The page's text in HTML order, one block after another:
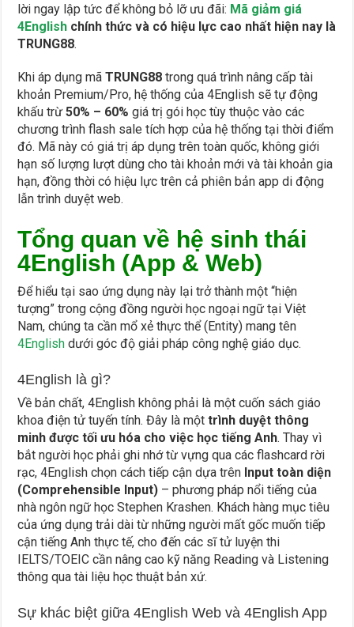
lời ngay lập tức để không bỏ lỡ ưu đãi: Mã giảm giá
4English chính thức và có hiệu lực cao nhất hiện nay là
TRUNG88.
Khi áp dụng mãTRUNG88 trong quá trình nâng cấp tài
khoản Premium/Pro, hệ thống của 4English sẽ tự động
khấu trừ50% – 60% giá trị gói học tùy thuộc vào các
chương trình flash sale tích hợp của hệ thống tại thời điểm
đó. Mã này có giá trị áp dụng trên toàn quốc, không giới
hạn số lượng lượt dùng cho tài khoản mới và tài khoản gia
hạn, đồng thời có hiệu lực trên cả phiên bản app di động
lẫn trình duyệt web.
Tổng quan về hệ sinh thái
4English (App & Web)
Để hiểu tại sao ứng dụng này lại trở thành một “hiện
tượng” trong cộng đồng người học ngoại ngữ tại Việt
Nam, chúng ta cần mổ xẻ thực thể (Entity) mang tên
4English dưới góc độ giải pháp công nghệ giáo dục.
4English là gì?
Về bản chất, 4English không phải là một cuốn sách giáo
khoa điện tử tuyến tính. Đây là mộttrình duyệt thông
minh được tối ưu hóa cho việc học tiếng Anh. Thay vì
bắt người học phải ghi nhớ từ vựng qua các flashcard rời
rạc, 4English chọn cách tiếp cận dựa trên Input toàn diện
(Comprehensible Input) – phương pháp nổi tiếng của
nhà ngôn ngữ học Stephen Krashen. Khách hàng mục tiêu
của ứng dụng trải dài từ những người mất gốc muốn tiếp
cận tiếng Anh thực tế, cho đến các sĩ tử luyện thi
IELTS/TOEIC cần nâng cao kỹ năng Reading và Listening
thông qua tài liệu học thuật bản xứ.
Sự khác biệt giữa 4English Web và 4English App